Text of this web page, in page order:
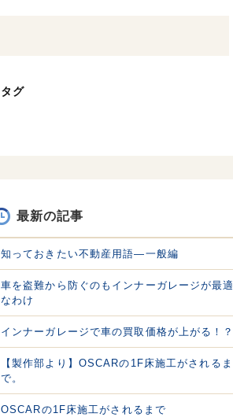
タグ
最新の記事
知っておきたい不動産用語—一般編
車を盗難から防ぐのもインナーガレージが最適
なわけ
インナーガレージで車の買取価格が上がる！？
【製作部より】OSCARの1F床施工がされるま
で。
OSCARの1F床施工がされるまで